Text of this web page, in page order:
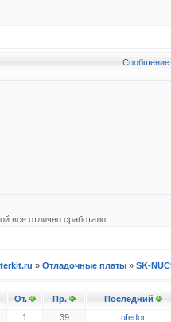
все отлично сработало!
» Отладочные платы » SK-
От. Пр.
Последний
1 39
ufedor